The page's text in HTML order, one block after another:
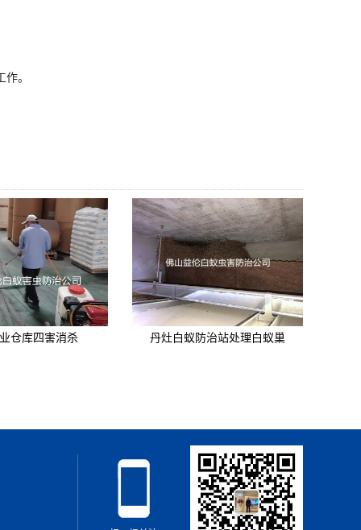
。
仓库四害消杀 丹灶白蚁防治站处理白蚁巢